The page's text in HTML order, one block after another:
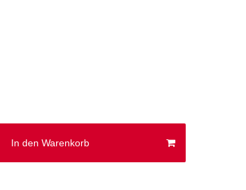
In den Warenkorb